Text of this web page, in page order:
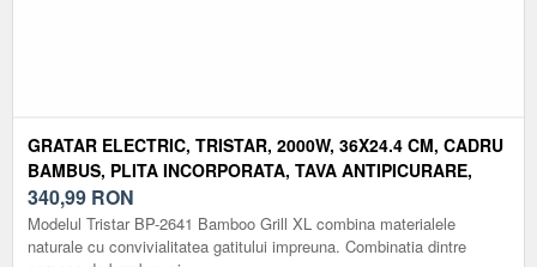
GRATAR ELECTRIC, TRISTAR, 2000W, 36X24.4 CM, CADRU
BAMBUS, PLITA INCORPORATA, TAVA ANTIPICURARE,
SUPRAFATA NON ADERENTA
340,99 RON
Modelul Tristar BP-2641 Bamboo Grill XL combina materialele
naturale cu convivialitatea gatitului impreuna. Combinatia dintre